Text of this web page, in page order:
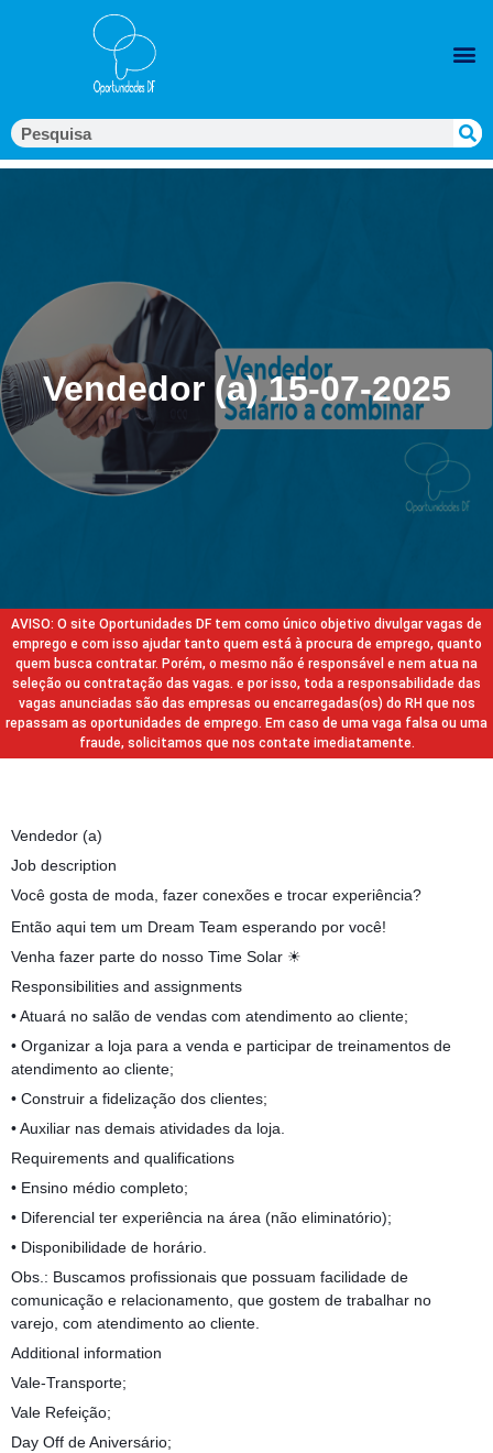
Vendedor (a) 15-07-2025
AVISO: O site Oportunidades DF tem como único objetivo divulgar vagas de
emprego e com isso ajudar tanto quem está à procura de emprego, quanto
quem busca contratar. Porém, o mesmo não é responsável e nem atua na
seleção ou contratação das vagas. e por isso, toda a responsabilidade das
vagas anunciadas são das empresas ou encarregadas(os) do RH que nos
repassam as oportunidades de emprego. Em caso de uma vaga falsa ou uma
fraude, solicitamos que nos contate imediatamente.
Vendedor (a)
Job description
Você gosta de moda, fazer conexões e trocar experiência?
Então aqui tem um Dream Team esperando por você!
Venha fazer parte do nosso Time Solar ☀
Responsibilities and assignments
• Atuará no salão de vendas com atendimento ao cliente;
• Organizar a loja para a venda e participar de treinamentos de
atendimento ao cliente;
• Construir a fidelização dos clientes;
• Auxiliar nas demais atividades da loja.
Requirements and qualifications
• Ensino médio completo;
• Diferencial ter experiência na área (não eliminatório);
• Disponibilidade de horário.
Obs.: Buscamos profissionais que possuam facilidade de
comunicação e relacionamento, que gostem de trabalhar no
varejo, com atendimento ao cliente.
Additional information
Vale-Transporte;
Vale Refeição;
Day Off de Aniversário;